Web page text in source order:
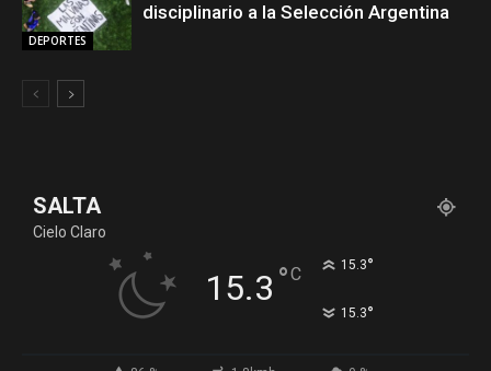
DEPORTES
disciplinario a la Selección Argentina
SALTA
Cielo Claro
15.3 °C 15.3°
15.3°